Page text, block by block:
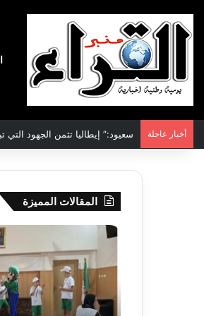
أخبار عاجلة سعيود:” إيطاليا تثمن الجهود
المقالات المميزة
جيجل:
انطلاق
المخيم
لفائدة